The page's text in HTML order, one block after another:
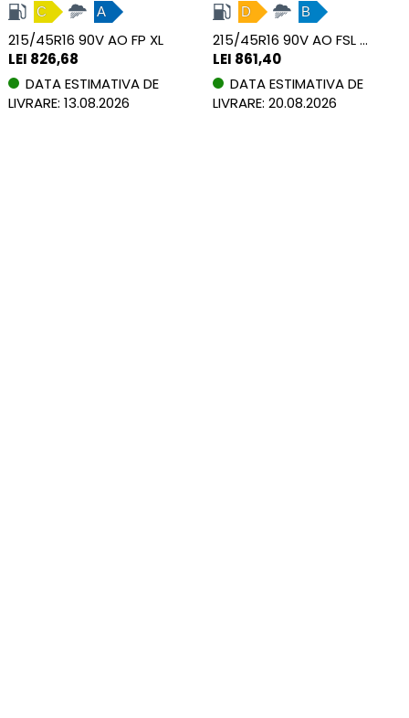
C A
215/45R16 90V AO FP XL
LEI 826,68
DATA ESTIMATIVA DE
LIVRARE: 13.08.2026
D B
215/45R16 90V AO FSL XL
LEI 861,40
DATA ESTIMATIVA DE
LIVRARE: 20.08.2026